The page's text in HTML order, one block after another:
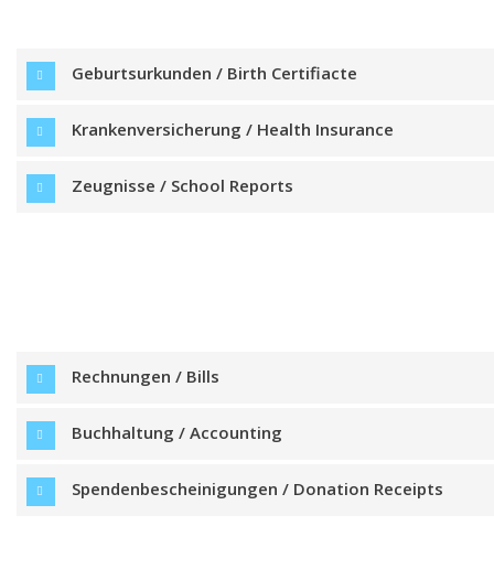
Geburtsurkunden / Birth Certifiacte
Krankenversicherung / Health Insurance
Zeugnisse / School Reports
Rechnungen / Bills
Buchhaltung / Accounting
Spendenbescheinigungen / Donation Receipts